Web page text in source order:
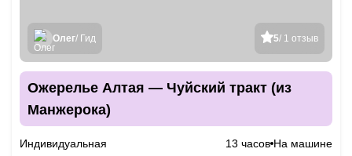
5/ 1 отзыв
Олег/ Гид
Ожерелье Алтая — Чуйский тракт (из
Манжерока)
Индивидуальная 13 часов На машине